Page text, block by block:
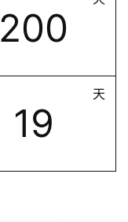
200
19
天